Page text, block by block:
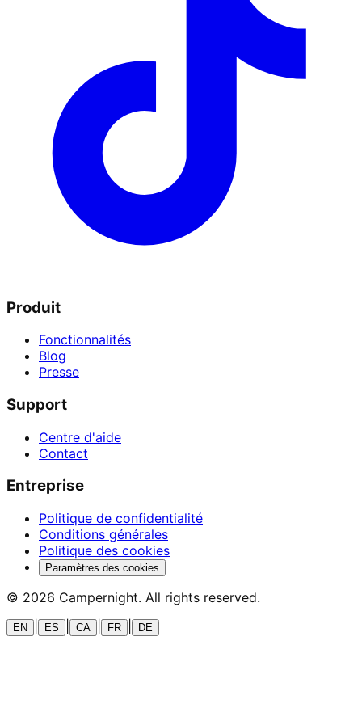
Produit
Fonctionnalités
Blog
Presse
Support
Centre d'aide
Contact
Entreprise
Politique de confidentialité
Conditions générales
Politique des cookies
Paramètres des cookies
© 2026 Campernight. All rights reserved.
EN ES CA FR DE